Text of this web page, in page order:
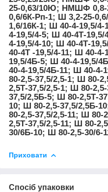
25-0,63/10Ю; НМШФ 0,8-
0,6/6К-Рп-1; Ш 3,2-25-
1,6/16К-1; Ш 40-4-19,5/
4-19,5/4-5; Ш 40-4Т-
4-19,5/4-10; Ш 40-4Т-
40-4Т -19,5/4-11; Ш 40-
19,5/4Б-5; Ш 40-4-19,5/
40-4-19,5/4Б-11; Ш 40-
80-2,5-37,5/2,5-1; Ш 80-
2,5Т-37,5/2,5-1; Ш 80-
37,5/2,5Б-5; Ш 80-2,5Т-
10; Ш 80-2,5-37,5/2,5Б-
80-2,5-37,5/2,5-11; Ш 80-
2,5Т-37,5/2,5-11; Ш 80-
30/6Б-10; Ш 80-2,5-30/6-
Приховати
Спосіб упаковки